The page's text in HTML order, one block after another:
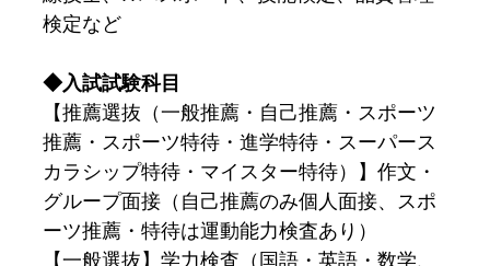
検定など
◆入試試験科目
【推薦選抜（一般推薦・自己推薦・スポーツ
推薦・スポーツ特待・進学特待・スーパース
カラシップ特待・マイスター特待）】作文・
グループ面接（自己推薦のみ個人面接、スポ
ーツ推薦・特待は運動能力検査あり）
【一般選抜】学力検査（国語・英語・数学、